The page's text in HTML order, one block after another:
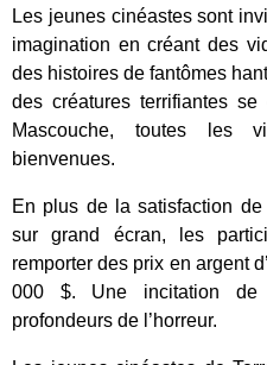
Les jeunes cinéastes sont
imagination en créant des
des histoires de fantômes
des créatures terrifiantes
Mascouche, toutes les
bienvenues.
En plus de la satisfaction
sur grand écran, les
remporter des prix en argent
000 $. Une incitation
profondeurs de l’horreur.